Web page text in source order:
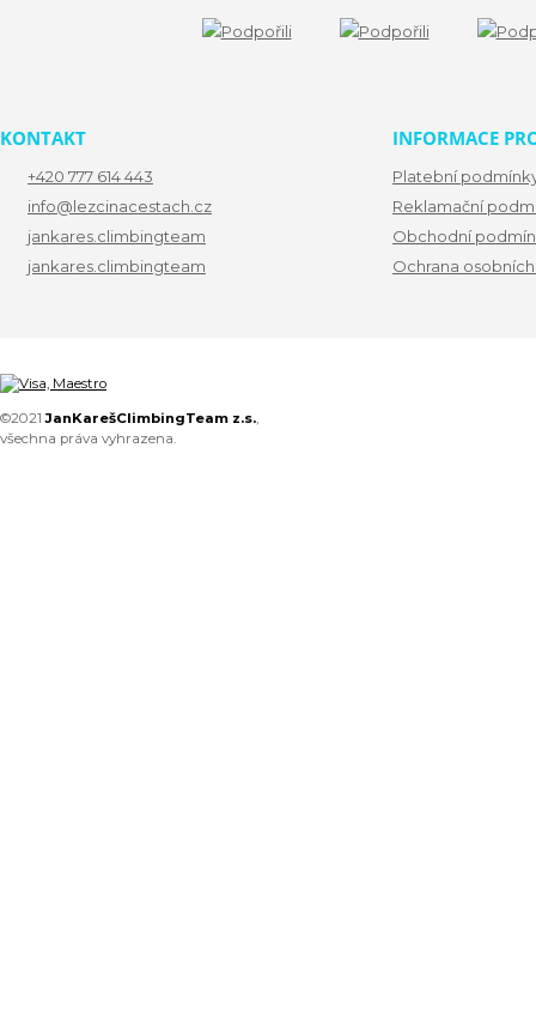
KONTAKT
+420 777 614 443
info@lezcinacestach.cz
jankares.climbingteam
jankares.climbingteam
INFORMACE
Platební
Reklamační
Obchodní
Ochrana
©2021JanKarešClimbingTeam z.s.,
všechna práva vyhrazena.